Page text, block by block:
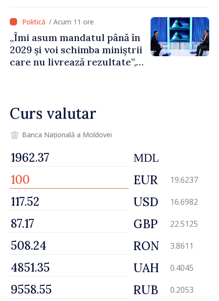
/ Acum 11 ore
„Îmi asum mandatul până în
2029 și voi schimba miniștrii
care nu livrează rezultate”,
Curs valutar
Banca Națională a Moldovei
MDL
EUR 19.6237
USD 16.6982
GBP 22.5125
RON 3.8611
UAH 0.4045
RUB 0.2053